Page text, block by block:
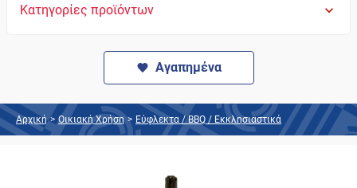
Κατηγορίες προϊόντων
Αγαπημένα
Αρχική > Οικιακή Χρήση > Εύφλεκτα / BBQ / Εκκλησιαστικά